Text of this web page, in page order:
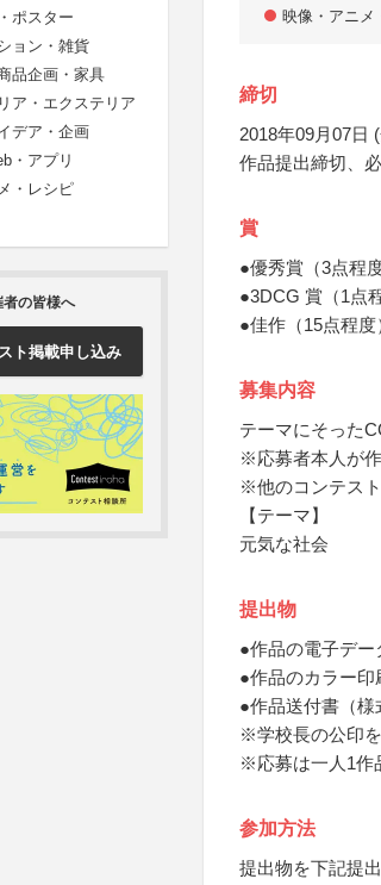
ポスター
ョン・雑貨
品企画・家具
ア・エクステリア
デア・企画
・アプリ
・レシピ
者の皆様へ
ト掲載申し込み
映像・アニメ
締切
2018年09月07日
作品提出締切、
賞
●優秀賞（3点程
●3DCG 賞（1点
●佳作（15点程
募集内容
テーマにそった
※応募者本人が
※他のコンテス
【テーマ】
元気な社会
提出物
●作品の電子デー
●作品のカラー印
●作品送付書（様
※学校長の公印
※応募は一人1作
参加方法
提出物を下記提